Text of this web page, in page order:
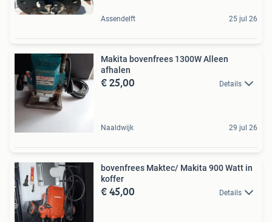
Assendelft 25 jul 26
Makita bovenfrees 1300W Alleen
afhalen
€ 25,00 Details
Naaldwijk 29 jul 26
bovenfrees Maktec/ Makita 900 Watt in
koffer
€ 45,00 Details